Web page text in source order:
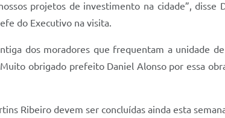
projetos de investimento na cidade”,
do Executivo na visita.
dos moradores que frequentam a unidade
obrigado prefeito Daniel Alonso por essa
Ribeiro devem ser concluídas ainda esta